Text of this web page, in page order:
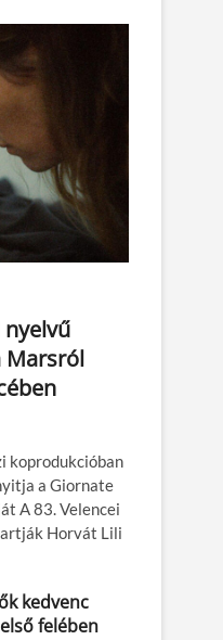
Marsról
koprodukcióban
a Giornate
A 83. Velencei
Horvát Lili
kedvenc
felében